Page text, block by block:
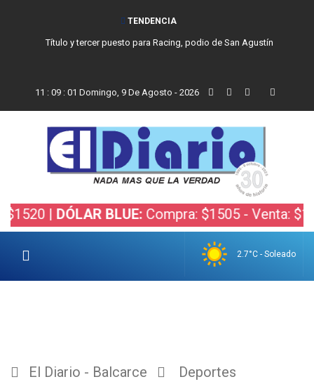
TENDENCIA
San Cayetano, el trabajo y una nueva etapa para la comunidad católica
11 : 09 : 02 Domingo, 9 De Agosto - 2026
DÓLAR BLUE:Compra: $1505 - Venta: $1525 |
2.7°C - Soleado
El Diario - Balcarce Deportes